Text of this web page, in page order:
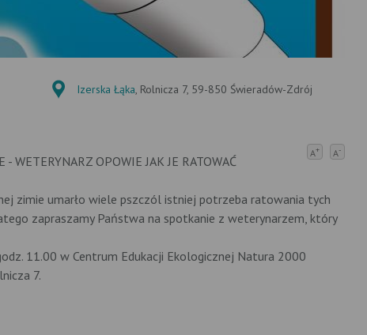
Izerska Łąka, Rolnicza 7, 59-850 Świeradów-Zdrój
A+ A-
WETERYNARZ OPOWIE JAK JE RATOWAĆ
zimie umarło wiele pszczól istniej potrzeba ratowania tych
zapraszamy Państwa na spotkanie z weterynarzem, który
11.00 w Centrum Edukacji Ekologicznej Natura 2000
7.